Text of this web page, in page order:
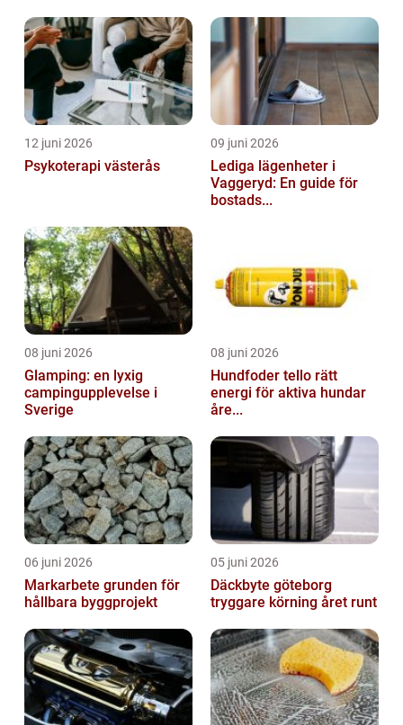
12 juni 2026
Psykoterapi västerås
09 juni 2026
Lediga lägenheter i
Vaggeryd: En guide för
bostads...
08 juni 2026
Glamping: en lyxig
campingupplevelse i
Sverige
08 juni 2026
Hundfoder tello rätt
energi för aktiva hundar
åre...
06 juni 2026
Markarbete grunden för
hållbara byggprojekt
05 juni 2026
Däckbyte göteborg
tryggare körning året runt